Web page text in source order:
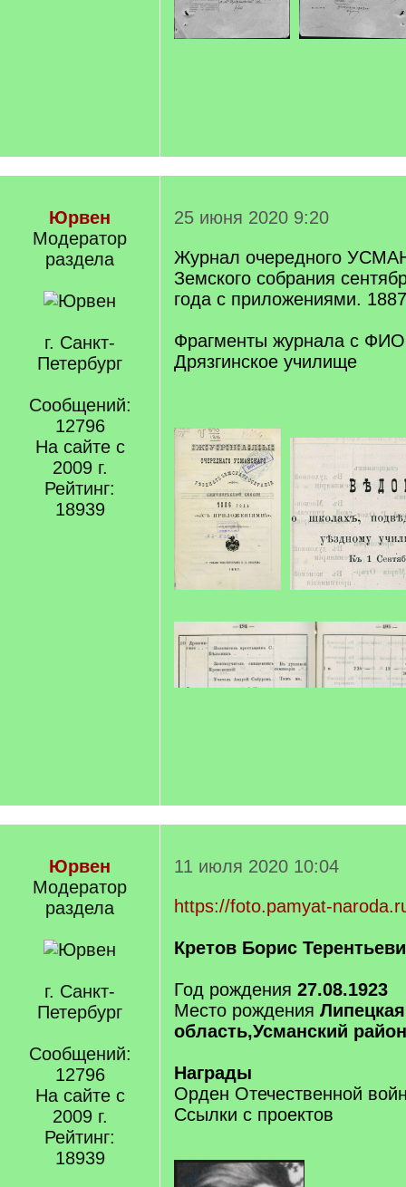
Юрвен
Модератор
раздела
г. Санкт-
Петербург
Сообщений:
12796
На сайте с
2009 г.
Рейтинг:
18939
25 июня 2020 9:20
Журнал очередного
Земского собрания
года с приложениями.
Фрагменты журнала с
Дрязгинское училище
Юрвен
Модератор
раздела
г. Санкт-
Петербург
Сообщений:
12796
На сайте с
2009 г.
Рейтинг:
18939
11 июля 2020 10:04
https://foto.pamyat-
Кретов Борис
Год рождения 27.08.1923
Место рождения Липецкая
область,Усманский
Награды
Орден Отечественной
Ссылки с проектов